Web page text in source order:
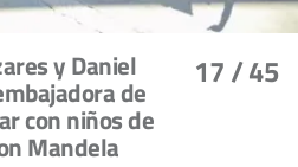
17/ 45
y Daniel
de
con niños de
Mandela